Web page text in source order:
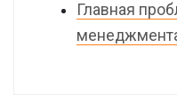
Главная